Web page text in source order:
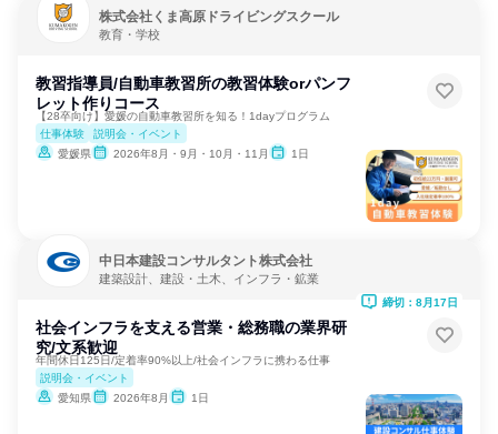
株式会社くま高原ドライビングスクール
教育・学校
教習指導員/自動車教習所の教習体験orパンフ
レット作りコース
【28卒向け】愛媛の自動車教習所を知る！1dayプログラム
仕事体験
説明会・イベント
愛媛県
2026年8月・9月・10月・11月 1日
中日本建設コンサルタント株式会社
建築設計、建設・土木、インフラ・鉱業
社会インフラを支える営業・総務職の業界研
究/文系歓迎
年間休日125日/定着率90%以上/社会インフラに携わる仕事
説明会・イベント
愛知県
2026年8月 1日
締切：8月17日